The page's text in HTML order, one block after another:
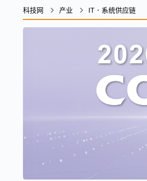
科技网 产业 IT．系统供应链